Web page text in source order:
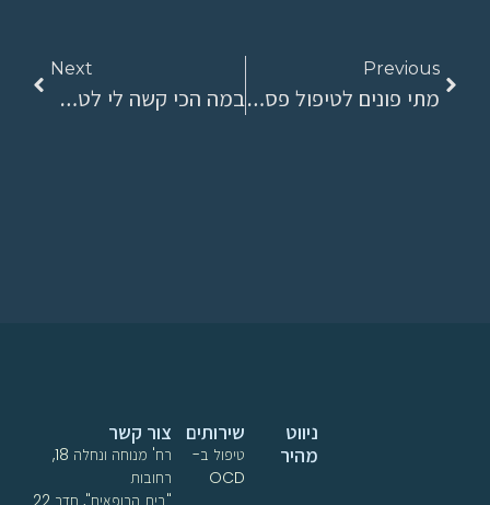
Previous
מתי פונים לטיפול פסיכולוגי?
Next
במה הכי קשה לי לטפל?
שירותים
טיפול ב-
OCD
ניווט
מהיר
צור קשר
רח' מנוחה ונחלה 18,
רחובות